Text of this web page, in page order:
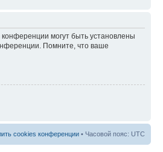
могут быть установлены
Помните, что ваше
cookies конференции • Часовой пояс: UTC